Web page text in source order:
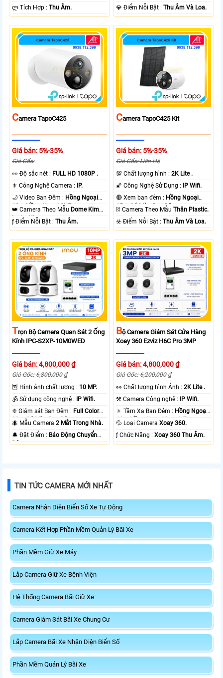
️ლ Tích Hợp :Thu Âm. ️💎 Điểm Nỗi Bật :Thu Âm Và Loa.
CAmera TapoC425
Giá bán: 5%-35%
Giá Gốc:
️👀 Độ sắc nét : FULL HD 1080P .
⚜️ Công Nghệ Camera : IP.
🌙 Video Ban Đêm : Hồng Ngoại
10m Hồng Ngoại SMD.
👑 Camera Theo Mẫu Dome Kim
loại + Nhựa.
️ƒ Điểm Nỗi Bật :Thu Âm.
CAmera TapoC425 Kit
Giá bán: 5%-35%
Giá Gốc: Liên Hệ
💯 Chất lượng hình :2K Lite .
🌠 Công Nghệ Sử Dụng : IP Wifi.
🔴 Xem ban đêm : Hồng Ngoại
15m Có Màu Ban Ðêm.
⛓ Camera Theo MẫuThân Plastic.
️☣️ Điểm Nỗi Bật :Thu Âm Và Loa.
TRọn Bộ Camera Quan Sát 2 Ống
Kính IPC-S2XP-10M0WED
Giá bán: 4,800,000 ₫
Giá Gốc: 6,800,000 ₫
🦉 Hình ảnh chất lượng : 10 MP.
🕉️ Sử dụng công nghệ :
IP Wifi.
❈ Giám sát Ban Đêm : Full Color
20m Có Màu Ban Ðêm.
🐜 Mẫu Camera2 Mắt Trong Nhà.
️🔔 Đặt Điểm : Báo Động Chuyển
Động.
BỘ Camera Giám Sát Cửa Hàng
Xoay 360 Ezviz H6C Pro 3MP
Giá bán: 4,800,000 ₫
Giá Gốc: 6,200,000 ₫
️👀 Chất lượng hình Ảnh :2K Lite .
⚒ Camera Công nghệ :
IP Wifi.
🔅 Tầm Xa Ban Đêm : Hồng Ngoại
10m Hồng Ngoại Smart IR.
💦 Loại CameraXoay 360.
️ƒ Chức Năng :Xoay 360 Thu Âm.
TIN TỨC CAMERA MỚI NHẤT
Camera Nhận Diện Biển Số Xe Tự Động
Camera Kết Hợp Phần Mềm Quản Lý Bãi Xe
Phần Mềm Giữ Xe Máy
Lắp Camera Giữ Xe Bệnh Viện
Hệ Thống Camera Bãi Giữ Xe
Camera Giám Sát Bãi Xe Chung Cư
Lắp Camera Bãi Xe Nhận Diện Biển Số
Phần Mềm Quản Lý Bãi Xe